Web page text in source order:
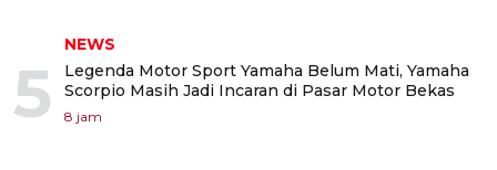
5
NEWS
Legenda Motor Sport Yamaha Belum Mati, Yamaha
Scorpio Masih Jadi Incaran di Pasar Motor Bekas
8 jam